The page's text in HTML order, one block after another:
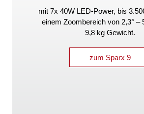
mit 7x 40W LED-Power, bis
einem Zoombereich von 2,3° –
9,8 kg Gewicht.
zum Sparx 9